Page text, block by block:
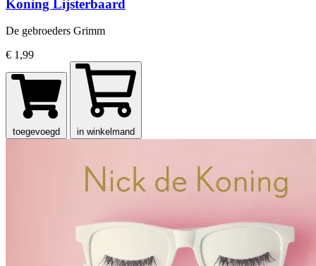
Koning Lijsterbaard
De gebroeders Grimm
€ 1,99
toegevoegd in winkelmand